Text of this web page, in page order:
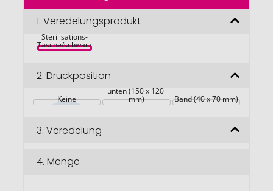
Bildgalerie
springen
1. Veredelungsprodukt
Rucksack mit
Sterilisations-
Tasche/schwarz
2. Druckposition
Keine
unten (150 x 120
mm) Band (40 x 70 mm)
3. Veredelung
4. Menge